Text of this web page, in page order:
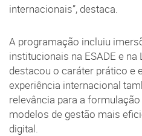
internacionais”, destaca.
A programação incluiu
institucionais na ESADE e na
destacou o caráter prático e
experiência internacional
relevância para a
modelos de gestão mais
digital.